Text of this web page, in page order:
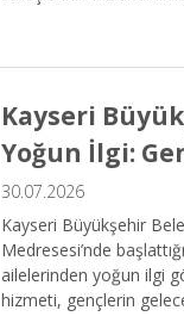
Kayseri
Yoğun İlgi:
30.07.2026
Kayseri Büyükşehir
Medresesi’nde
ailelerinden yoğun ilgi
hizmeti, gençlerin